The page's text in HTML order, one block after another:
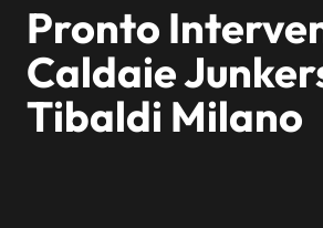
Pronto
Caldaie
Tibaldi Milano